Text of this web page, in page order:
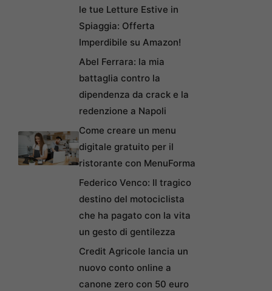
le tue Letture Estive in
Spiaggia: Offerta
Imperdibile su Amazon!
Abel Ferrara: la mia
battaglia contro la
dipendenza da crack e la
redenzione a Napoli
Come creare un menu
digitale gratuito per il
ristorante con MenuForma
Federico Venco: Il tragico
destino del motociclista
che ha pagato con la vita
un gesto di gentilezza
Credit Agricole lancia un
nuovo conto online a
canone zero con 50 euro